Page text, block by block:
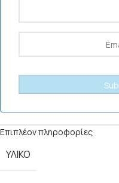
Επιπλέον πληροφορίες
ΥΛΙΚΟ